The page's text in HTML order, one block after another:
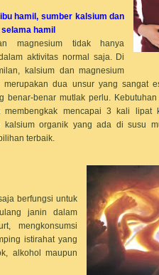
hamil, sumber kalsium dan
hamil
magnesium tidak hanya
aktivitas normal saja. Di
kalsium dan magnesium
merupakan dua unsur yang sangat
benar-benar mutlak perlu.
membengkak mencapai 3 kali lipat
kalsium organik yang ada di susu
terbaik.
berfungsi untuk
janin dalam
mengkonsumsi
istirahat yang
alkohol maupun